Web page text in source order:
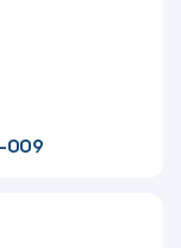
009